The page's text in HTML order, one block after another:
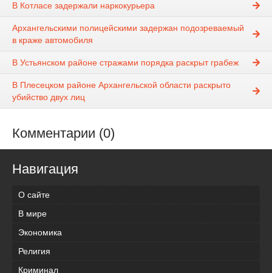
В Котласе задержали наркокурьера
Архангельскими полицейскими задержан подозреваемый
в краже автомобиля
В Устьянском районе стражами порядка раскрыт грабеж
В Плесецком районе Архангельской области раскрыто
убийство двух лиц
Комментарии (0)
Навигация
О сайте
В мире
Экономика
Религия
Криминал